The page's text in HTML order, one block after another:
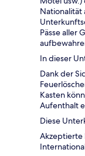
Nationalität
Pässe aller
In dieser
Dank der
Kasten
Aufenthalt
Diese
Akzeptierte